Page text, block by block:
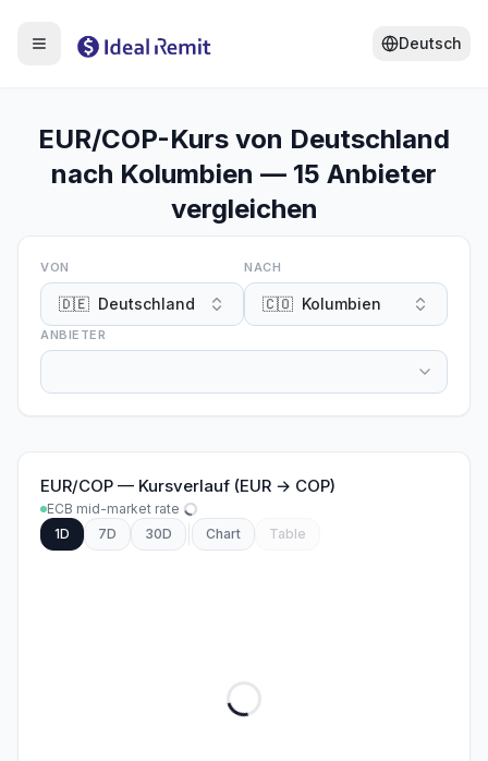
Deutsch
EUR/COP-Kurs von Deutschland
nach Kolumbien — 15 Anbieter
vergleichen
VON
🇩🇪 Deutschland
NACH
🇨🇴 Kolumbien
ANBIETER
EUR/COP — Kursverlauf (EUR → COP)
ECB mid-market rate
1D
7D 30D Chart Table